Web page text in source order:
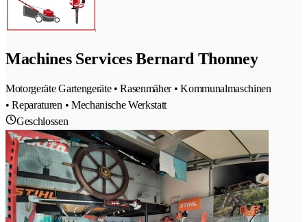
Machines Services Bernard Thonney
Motorgeräte Gartengeräte • Rasenmäher • Kommunalmaschinen
• Reparaturen • Mechanische Werkstatt
Geschlossen